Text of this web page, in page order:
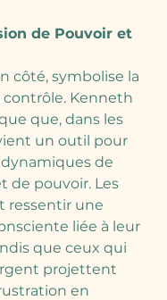
de Pouvoir et
côté, symbolise la
Kenneth
que, dans les
un outil pour
de
de pouvoir. Les
ressentir une
liée à leur
que ceux qui
projettent
en